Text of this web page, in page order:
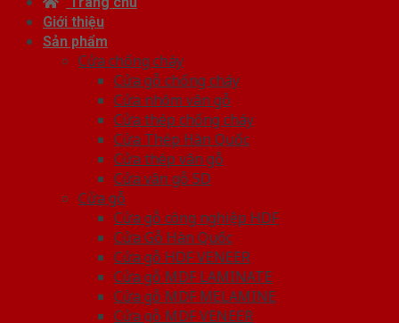
Giới thiệu
Sản phẩm
Cửa chống cháy
Cửa gỗ chống cháy
Cửa nhôm vân gỗ
Cửa thép chống cháy
Cửa Thép Hàn Quốc
Cửa thép vân gỗ
Cửa vân gỗ 5D
Cửa gỗ
Cửa gỗ công nghiệp HDF
Cửa Gỗ Hàn Quốc
Cửa gỗ HDF VENEER
Cửa gỗ MDF LAMINATE
Cửa gỗ MDF MELAMINE
Cửa gỗ MDF VENEER